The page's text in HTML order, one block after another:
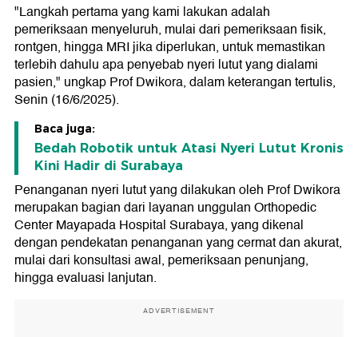
"Langkah pertama yang kami lakukan adalah
pemeriksaan menyeluruh, mulai dari pemeriksaan fisik,
rontgen, hingga MRI jika diperlukan, untuk memastikan
terlebih dahulu apa penyebab nyeri lutut yang dialami
pasien," ungkap Prof Dwikora, dalam keterangan tertulis,
Senin (16/6/2025).
Baca juga:
Bedah Robotik untuk Atasi Nyeri Lutut Kronis
Kini Hadir di Surabaya
Penanganan nyeri lutut yang dilakukan oleh Prof Dwikora
merupakan bagian dari layanan unggulan Orthopedic
Center Mayapada Hospital Surabaya, yang dikenal
dengan pendekatan penanganan yang cermat dan akurat,
mulai dari konsultasi awal, pemeriksaan penunjang,
hingga evaluasi lanjutan.
ADVERTISEMENT